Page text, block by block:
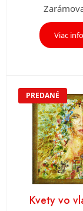
Viac info
PREDANÉ
Kvety vo